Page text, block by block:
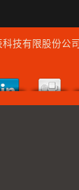
科技有限股份公司